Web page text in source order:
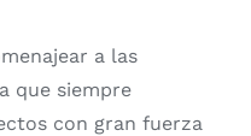
a las
que siempre
con gran fuerza